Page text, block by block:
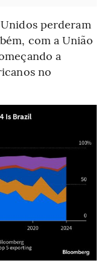
perderam
com a União
a
no